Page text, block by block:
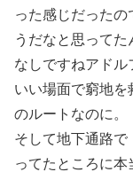
った感じだった
うだなと思って
なしですねアドル
いい場面で窮地を
のルートなのに。
そして地下通路で
ってたところに本